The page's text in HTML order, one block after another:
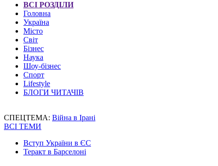
ВСІ РОЗДІЛИ
Головна
Україна
Місто
Світ
Бізнес
Наука
Шоу-бізнес
Спорт
Lifestyle
БЛОГИ ЧИТАЧІВ
СПЕЦТЕМА: Війна в Ірані
ВСІ ТЕМИ
Вступ України в ЄС
Теракт в Барселоні